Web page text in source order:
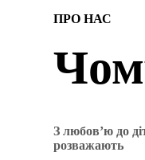
ПРО НАС
З любов’ю до
розважають